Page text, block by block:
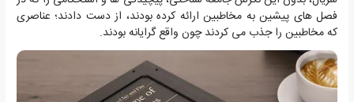
فصل های پیشین به مخاطبین ارائه کرده بودند، از دست دادند؛ عناصری
که مخاطبین را جذب می کردند چون واقع گرایانه بودند.